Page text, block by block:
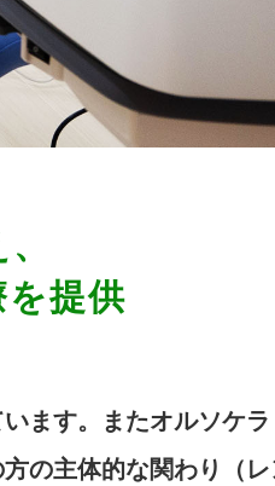
提供
ます。またオルソケ
の主体的な関わり（